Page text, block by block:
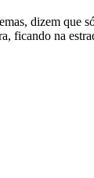
dizem que
ficando na